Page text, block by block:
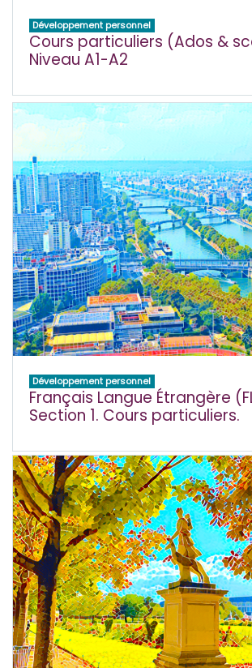
Développement personnel
Cours particuliers (Ados &
Niveau A1-A2
Développement personnel
Français Langue Étrangère
Section 1. Cours particuliers.